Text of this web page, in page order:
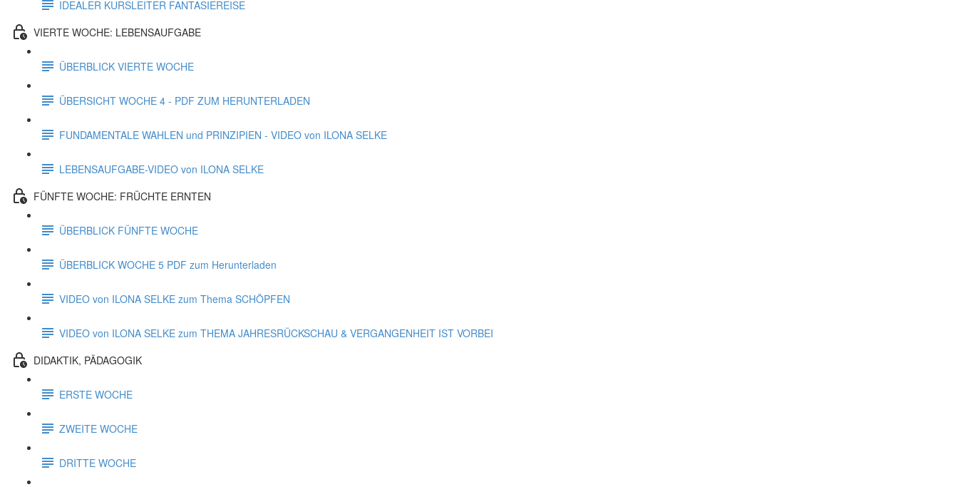
IDEALER KURSLEITER FANTASIEREISE
VIERTE WOCHE: LEBENSAUFGABE
ÜBERBLICK VIERTE WOCHE
ÜBERSICHT WOCHE 4 - PDF ZUM HERUNTERLADEN
FUNDAMENTALE WAHLEN und PRINZIPIEN - VIDEO von ILONA SELKE
LEBENSAUFGABE-VIDEO von ILONA SELKE
FÜNFTE WOCHE: FRÜCHTE ERNTEN
ÜBERBLICK FÜNFTE WOCHE
ÜBERBLICK WOCHE 5 PDF zum Herunterladen
VIDEO von ILONA SELKE zum Thema SCHÖPFEN
VIDEO von ILONA SELKE zum THEMA JAHRESRÜCKSCHAU & VERGANGENHEIT IST VORBEI
DIDAKTIK, PÄDAGOGIK
ERSTE WOCHE
ZWEITE WOCHE
DRITTE WOCHE